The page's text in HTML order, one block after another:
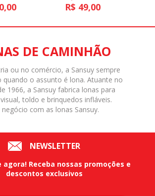
R$ 49,00
DE CAMINHÃO
ou no comércio, a Sansuy sempre
quando o assunto é lona. Atuante no
1966, a Sansuy fabrica lonas para
toldo e brinquedos infláveis.
com as lonas Sansuy.
NEWSLETTER
agora! Receba nossas promoções e
descontos exclusivos